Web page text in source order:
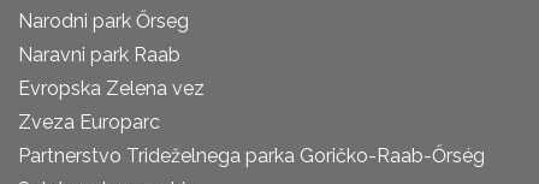
Narodni park Őrseg
Naravni park Raab
Evropska Zelena vez
Zveza Europarc
Partnerstvo Trideželnega parka Goričko-Raab-Őrség